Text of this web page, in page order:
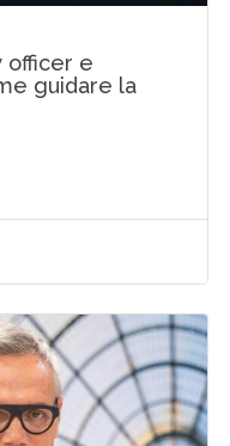
officer e
guidare la